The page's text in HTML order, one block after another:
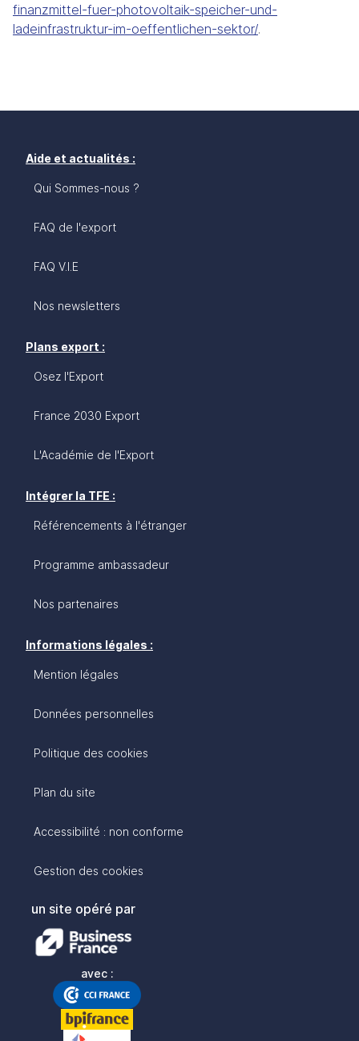
finanzmittel-fuer-photovoltaik-speicher-und-
ladeinfrastruktur-im-oeffentlichen-sektor/.
Aide et actualités :
Qui Sommes-nous ?
FAQ de l'export
FAQ V.I.E
Nos newsletters
Plans export :
Osez l'Export
France 2030 Export
L'Académie de l'Export
Intégrer la TFE :
Référencements à l'étranger
Programme ambassadeur
Nos partenaires
Informations légales :
Mention légales
Données personnelles
Politique des cookies
Plan du site
Accessibilité : non conforme
Gestion des cookies
un site opéré par
avec :